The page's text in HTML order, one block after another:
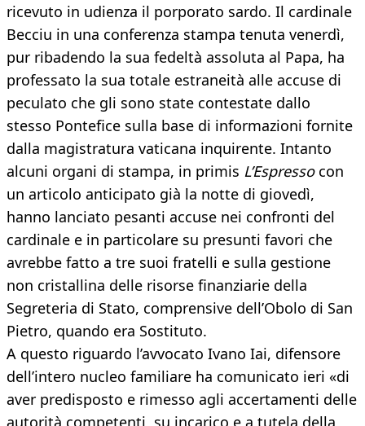
ricevuto in udienza il porporato sardo. Il cardinale
Becciu in una conferenza stampa tenuta venerdì,
pur ribadendo la sua fedeltà assoluta al Papa, ha
professato la sua totale estraneità alle accuse di
peculato che gli sono state contestate dallo
stesso Pontefice sulla base di informazioni fornite
dalla magistratura vaticana inquirente. Intanto
alcuni organi di stampa, in primis L’Espressocon
un articolo anticipato già la notte di giovedì,
hanno lanciato pesanti accuse nei confronti del
cardinale e in particolare su presunti favori che
avrebbe fatto a tre suoi fratelli e sulla gestione
non cristallina delle risorse finanziarie della
Segreteria di Stato, comprensive dell’Obolo di San
Pietro, quando era Sostituto.
A questo riguardo l’avvocato Ivano Iai, difensore
dell’intero nucleo familiare ha comunicato ieri «di
aver predisposto e rimesso agli accertamenti delle
autorità competenti, su incarico e a tutela della